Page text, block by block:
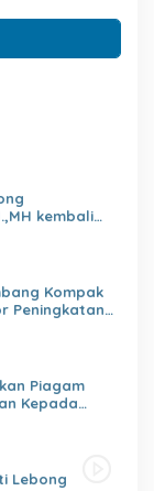
kembali
Kompak
Peningkatan
Piagam
Kepada
Lebong